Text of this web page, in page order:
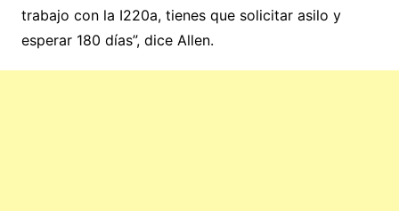
trabajo con la I220a, tienes que solicitar asilo y
esperar 180 días”, dice Allen.